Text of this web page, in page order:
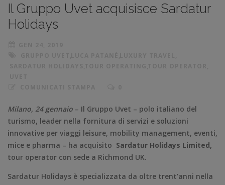
Il Gruppo Uvet acquisisce Sardatur
Holidays
Milano, 24 gennaio – Il Gruppo Uvet – polo italiano del
turismo, leader nella fornitura di servizi e soluzioni
innovative per viaggi leisure, mobility management, eventi,
mice e pharma – ha acquisito Sardatur Holidays Limited,
tour operator con sede a Richmond UK.
Sardatur Holidays è specializzata da oltre trent’anni nella